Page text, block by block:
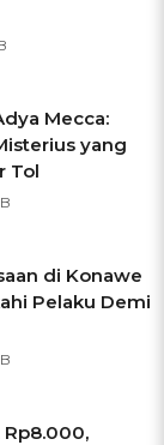
Mecca:
yang
Tol
di Konawe
Pelaku Demi
Rp8.000,